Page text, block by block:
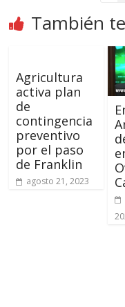
También
Agricultura
activa plan
de
contingencia
preventivo
por el paso
de Franklin
agosto 21, 2023